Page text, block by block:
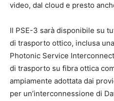
video, dal cloud e presto
Il PSE-3 sarà disponibile su
di trasporto ottico, inclusa
Photonic Service
di trasporto su fibra ottica
ampiamente adottata dai
per un’interconnessione di